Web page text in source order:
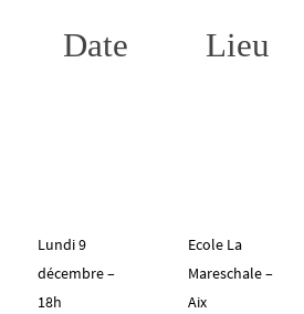
Date Lieu
Lundi 9
décembre –
18h
Ecole La
Mareschale –
Aix